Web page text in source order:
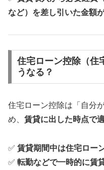
など）を差し引いた金額
住宅ローン控除（住
うなる？
住宅ローン控除は「自分
め、 賃貸に出した時点で
✅ 賃貸期間中は住宅ロー
✅ 転勤などで一時的に賃